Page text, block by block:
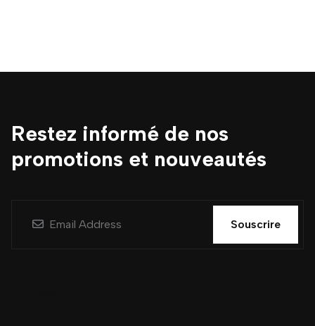
Restez informé de nos
promotions et nouveautés
Souscrire